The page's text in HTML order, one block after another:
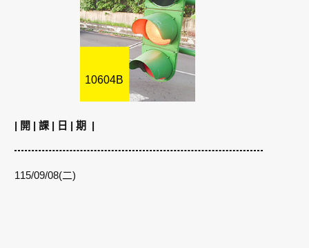
10604B
| 開 | 課 | 日 | 期 |
115/09/08(二)